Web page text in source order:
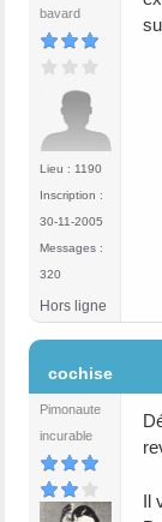
bavard
Lieu : 1190
Inscription :
30-11-2005
Messages :
320
Hors ligne
cochise
Pimonaute
incurable
Il